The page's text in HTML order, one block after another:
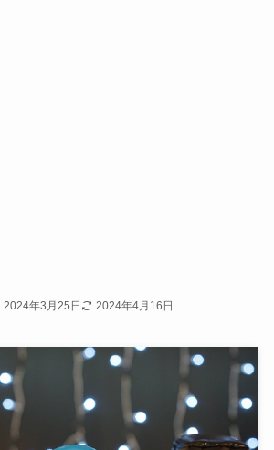
2024年3月25日 2024年4月16日